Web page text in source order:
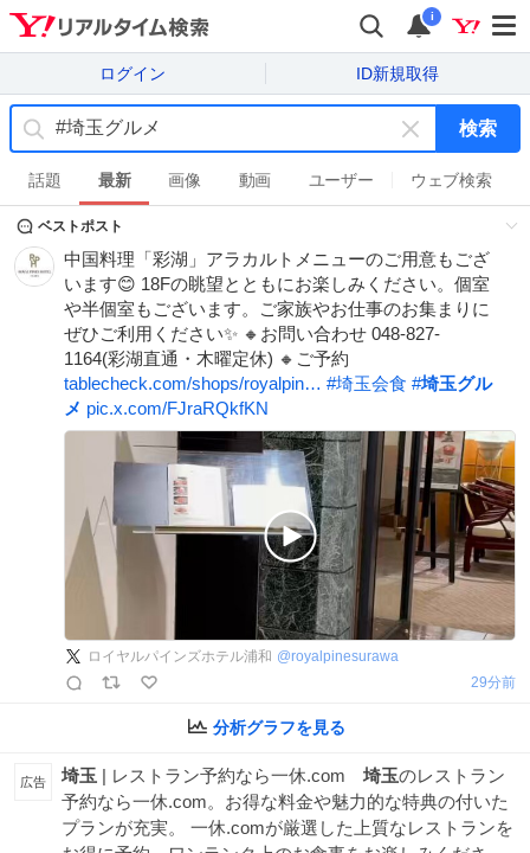
i
ログイン ID新規取得
キ
ー
ワ
ド
を
消
す
検索
話題 最新 画像 動画 ユーザー ウェブ検索
ベストポスト
中国料理「彩湖」アラカルトメニューのご用意もござ
います😊 18Fの眺望とともにお楽しみください。個室
や半個室もございます。ご家族やお仕事のお集まりに
ぜひご利用ください✨ 🔸お問い合わせ 048-827-
1164(彩湖直通・木曜定休) 🔸ご予約
tablecheck.com/shops/royalpin… #埼玉会食 #埼玉グル
メ pic.x.com/FJraRQkfKN
ロイヤルパインズホテル浦和 @royalpinesurawa
30分前
分析グラフを見る
広告 埼玉 | レストラン予約なら一休.com 埼玉のレストラン
予約なら一休.com。お得な料金や魅力的な特典の付いた
プランが充実。 一休.comが厳選した上質なレストランを